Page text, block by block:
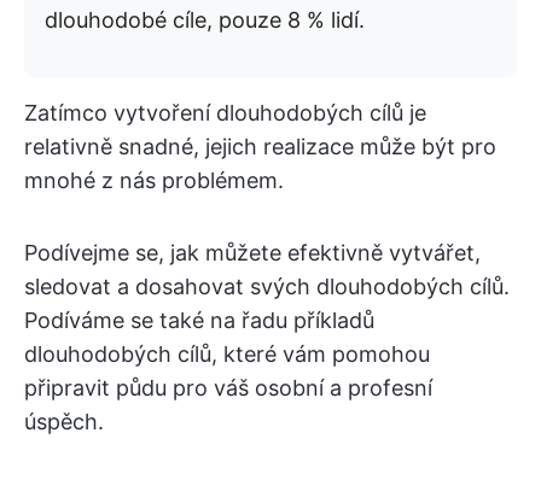
dlouhodobé cíle, pouze 8 % lidí.
Zatímco vytvoření dlouhodobých cílů je
relativně snadné, jejich realizace může být pro
mnohé z nás problémem.
Podívejme se, jak můžete efektivně vytvářet,
sledovat a dosahovat svých dlouhodobých cílů.
Podíváme se také na řadu příkladů
dlouhodobých cílů, které vám pomohou
připravit půdu pro váš osobní a profesní
úspěch.